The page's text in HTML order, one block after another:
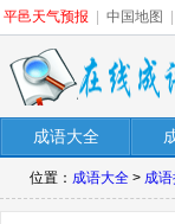
平邑天气预报 中国地图
成语大全
位置： 成语大全 > 成